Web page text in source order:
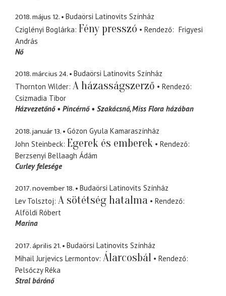
2018. május 12.
Budaörsi Latinovits Színház
Cziglényi Boglárka Fény presszó Rendező
Frigyesi
András
Nő
2018. március 24.
Budaörsi Latinovits Színház
Thornton Wilder A házasságszerző
Rendező
Csizmadia Tibor
Házvezetőnő
Pincérnő Szakácsnő Miss Flora házában
2018. január 13.
Gózon Gyula Kamaraszínház
John Steinbeck Egerek és emberek
Rendező
Berzsenyi Bellaagh Ádám
Curley felesége
2017. november 18.
Budaörsi Latinovits Színház
Lev Tolsztoj A sötétség hatalma
Rendező
Alföldi Róbert
Marina
2017. április 21.
Budaörsi Latinovits Színház
Mihail Jurjevics Lermontov Álarcosbál
Rendező
Pelsőczy Réka
Stral bárónő